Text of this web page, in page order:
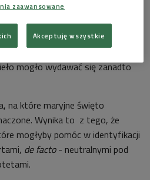
"Nieszpory wielogłosowe
utworami muzycznymi dla
odpowiednie" – w ten sposób
przed krytyką dostojników
mogło wydawać się zanadto
na które maryjne święto
Wynika to z tego, że
mogłyby pomóc w identyfikacji
de facto- neutralnymi pod
zaawansowane
Akceptuję wszystkie